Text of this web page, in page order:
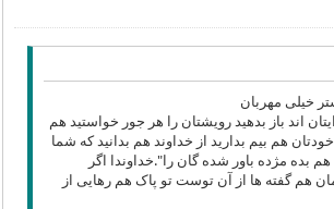
خیلی مهربان
اند باز بدهید رویشتان را هر جور خواستید هم
هم بیم بدارید از خداوند هم بدانید که شما
بده مژده باور شده گان را".خداوندا اگر
هم گفته ها از آن توست تو پاک هم رهایی از